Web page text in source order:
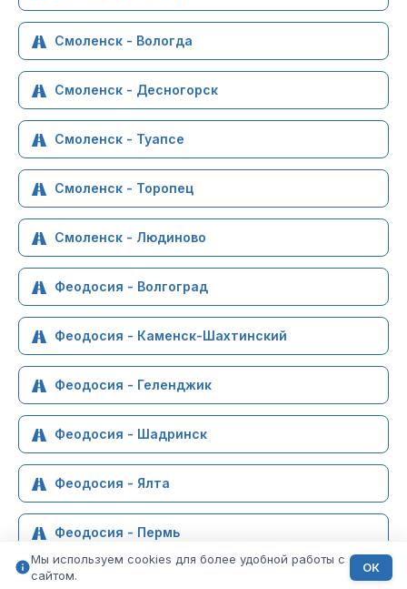
Смоленск - Вологда
Смоленск - Десногорск
Смоленск - Туапсе
Смоленск - Торопец
Смоленск - Людиново
Феодосия - Волгоград
Феодосия - Каменск-Шахтинский
Феодосия - Геленджик
Феодосия - Шадринск
Феодосия - Ялта
Феодосия - Пермь
Мы используем cookies для более удобной работы с
сайтом.
ОК